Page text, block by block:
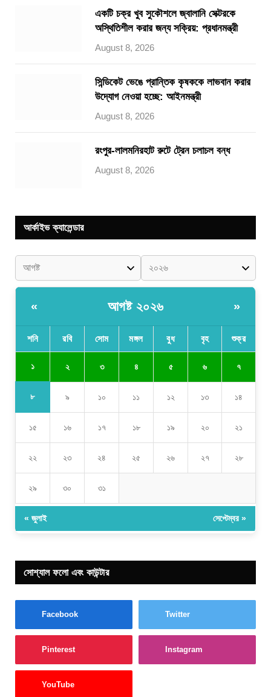
একটি চক্র খুব সুকৌশলে জ্বালানি সেক্টরকে
অস্থিতিশীল করার জন্য সক্রিয়: প্রধানমন্ত্রী
August 8, 2026
সিন্ডিকেট ভেঙে প্রান্তিক কৃষককে লাভবান করার
উদ্যোগ নেওয়া হচ্ছে: আইনমন্ত্রী
August 8, 2026
রংপুর-লালমনিরহাট রুটে ট্রেন চলাচল বন্ধ
August 8, 2026
আর্কাইভ ক্যালেন্ডার
« আগষ্ট ২০২৬ »
শনি রবি সোম মঙ্গল বুধ বৃহ শুক্র
১ ২ ৩ ৪ ৫ ৬ ৭
৮ ৯ ১০ ১১ ১২ ১৩ ১৪
১৫ ১৬ ১৭ ১৮ ১৯ ২০ ২১
২২ ২৩ ২৪ ২৫ ২৬ ২৭ ২৮
২৯ ৩০ ৩১
« জুলাই সেপ্টেম্বর »
সোশ্যাল ফলো এবং কাউন্টার
Facebook Twitter
Pinterest Instagram
YouTube